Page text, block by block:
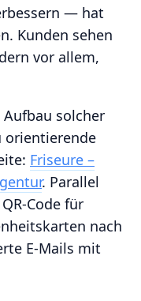
— hat
Kunden sehen
vor allem,
solcher
orientierende
Friseure –
. Parallel
Code für
nach
E-Mails mit